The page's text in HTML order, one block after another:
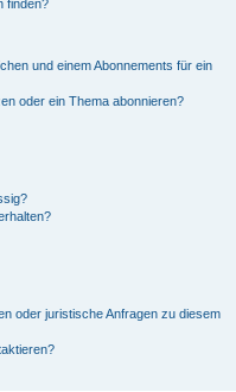
finden?
und einem Abonnements für ein
oder ein Thema abonnieren?
oder juristische Anfragen zu diesem